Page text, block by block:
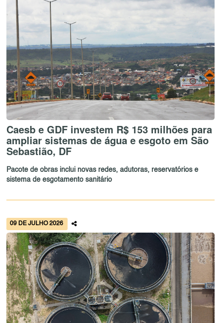
Caesb e GDF investem R$ 153 milhões para
ampliar sistemas de água e esgoto em São
Sebastião, DF
Pacote de obras inclui novas redes, adutoras, reservatórios e
sistema de esgotamento sanitário
09 DE JULHO 2026